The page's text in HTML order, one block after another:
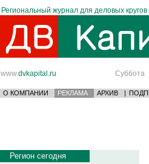
Региональный журнал для деловых
www.dvkapital.ru Суббота
О КОМПАНИИ РЕКЛАМА АРХИВ |
Регион сегодня